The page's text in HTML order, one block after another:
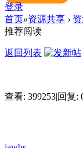
登录
首页»资源共享 ›
推荐阅读
返回列表
查看: 399253|回复: